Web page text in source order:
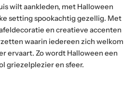
wilt aankleden, met Halloween
setting spookachtig gezellig. Met
en creatieve accenten
waarin iedereen zich welkom
ervaart. Zo wordt Halloween een
griezelplezier en sfeer.